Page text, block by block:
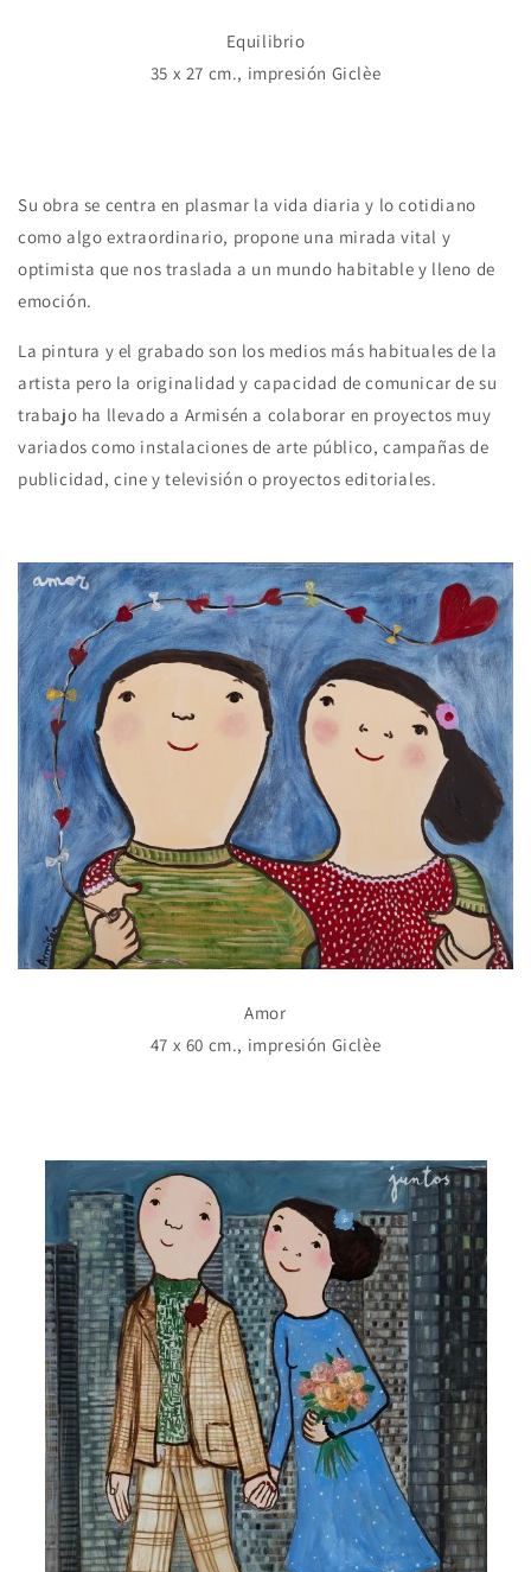
Equilibrio
35 x 27 cm., impresión Giclèe
Su obra se centra en plasmar la vida diaria y lo cotidiano
como algo extraordinario, propone una mirada vital y
optimista que nos traslada a un mundo habitable y lleno de
emoción.
La pintura y el grabado son los medios más habituales de la
artista pero la originalidad y capacidad de comunicar de su
trabajo ha llevado a Armisén a colaborar en proyectos muy
variados como instalaciones de arte público, campañas de
publicidad, cine y televisión o proyectos editoriales.
Amor
47 x 60 cm., impresión Giclèe